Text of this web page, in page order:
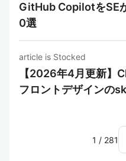
GitHub CopilotをSE
0選
article is Stocked
【2026年4月更新】
フロントデザインの
1 / 281